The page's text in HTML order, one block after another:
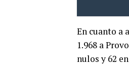
En cuanto a
1.968 a
nulos y 62